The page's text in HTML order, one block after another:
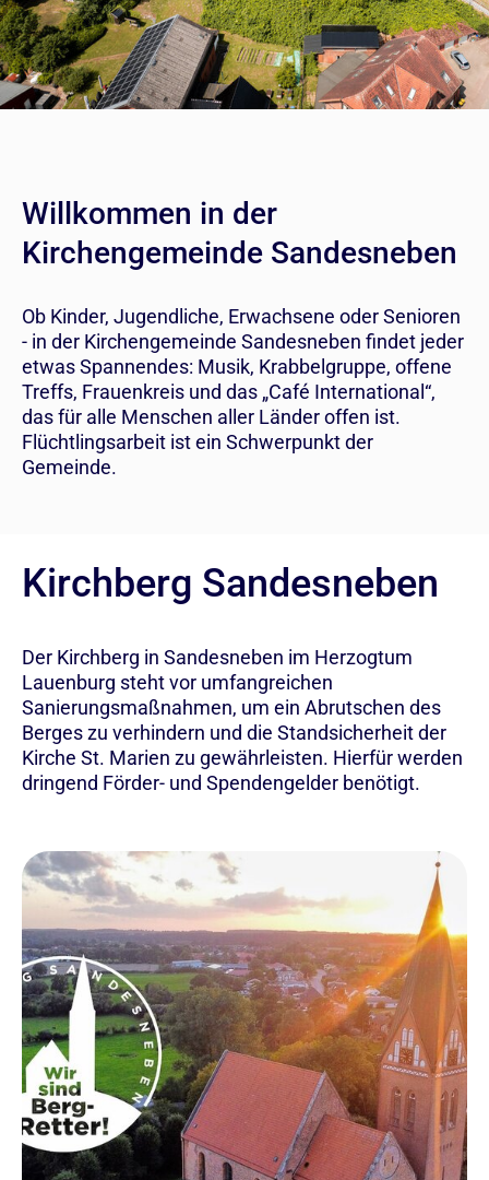
Willkommen in der
Kirchengemeinde Sandesneben
Ob Kinder, Jugendliche, Erwachsene oder Senioren
- in der Kirchengemeinde Sandesneben findet jeder
etwas Spannendes: Musik, Krabbelgruppe, offene
Treffs, Frauenkreis und das „Café International“,
das für alle Menschen aller Länder offen ist.
Flüchtlingsarbeit ist ein Schwerpunkt der
Gemeinde.
Kirchberg Sandesneben
Der Kirchberg in Sandesneben im Herzogtum
Lauenburg steht vor umfangreichen
Sanierungsmaßnahmen, um ein Abrutschen des
Berges zu verhindern und die Standsicherheit der
Kirche St. Marien zu gewährleisten. Hierfür werden
dringend Förder- und Spendengelder benötigt.